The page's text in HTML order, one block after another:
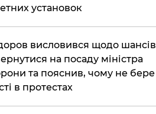
установок
висловився щодо шансів
на посаду міністра
та пояснив, чому не бере
в протестах